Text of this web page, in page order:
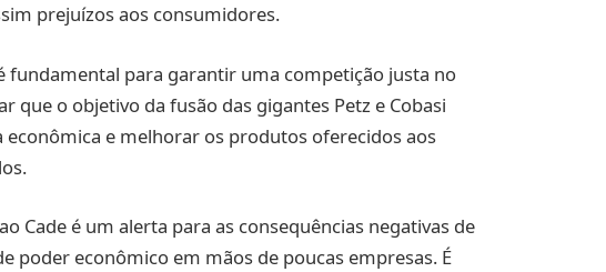
prejuízos aos consumidores.
fundamental para garantir uma competição justa no
que o objetivo da fusão das gigantes Petz e Cobasi
econômica e melhorar os produtos oferecidos aos
Cade é um alerta para as consequências negativas de
poder econômico em mãos de poucas empresas. É